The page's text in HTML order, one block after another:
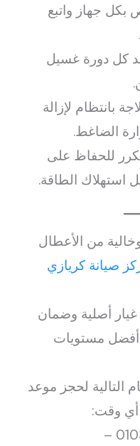
بكل جهاز واتبع
كل دورة غسيل
بانتظام لإزالة
الضاغط.
للحفاظ على
استهلاك الطاقة.
من الأعطال
صيانة كريازي
أصلية وضمان
لك أفضل مستويات
التالية لحجز موعد
أي وقت:
01033100236 – 01033100381 –